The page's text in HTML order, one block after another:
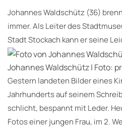
Johannes Waldschütz (36)
immer. Als Leiter des
Stadt Stockach kann er seine
Johannes Waldschütz | Foto:
Gestern landeten Bilder eines
Jahrhunderts auf seinem
schlicht, bespannt mit Leder.
Fotos einer jungen Frau, im 2.